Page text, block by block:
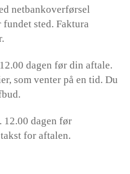
netbankoverførsel
sted. Faktura
dagen før din aftale.
som venter på en tid. Du
12.00 dagen før
for aftalen.